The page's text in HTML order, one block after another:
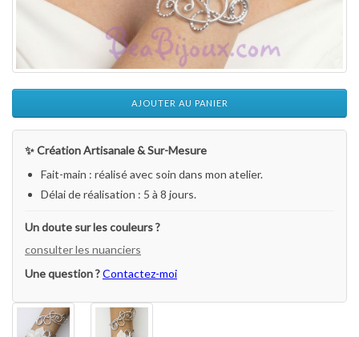
AJOUTER AU PANIER
✨ Création Artisanale & Sur-Mesure
Fait-main : réalisé avec soin dans mon atelier.
Délai de réalisation : 5 à 8 jours.
Un doute sur les couleurs ?
consulter les nuanciers
Une question ?Contactez-moi